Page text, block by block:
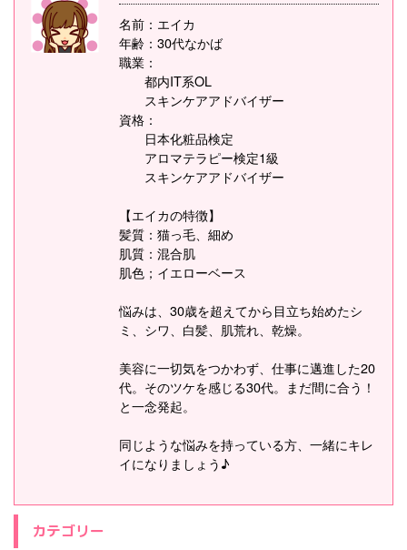
名前：エイカ
年齢：30代なかば
職業：
都内IT系OL
スキンケアアドバイザー
資格：
日本化粧品検定
アロマテラピー検定1級
スキンケアアドバイザー
【エイカの特徴】
髪質：猫っ毛、細め
肌質：混合肌
肌色；イエローベース
悩みは、30歳を超えてから目立ち始めたシ
ミ、シワ、白髪、肌荒れ、乾燥。
美容に一切気をつかわず、仕事に邁進した20
代。そのツケを感じる30代。まだ間に合う！
と一念発起。
同じような悩みを持っている方、一緒にキレ
イになりましょう♪
カテゴリー